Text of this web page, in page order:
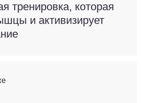
тренировка, которая
и активизирует